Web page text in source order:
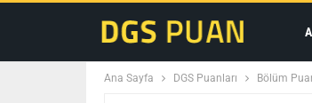
Ana Sayfa DGS Puanları Bölüm